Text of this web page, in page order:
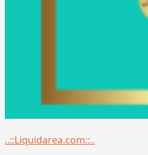
Menu
..::Liquidarea.com::..